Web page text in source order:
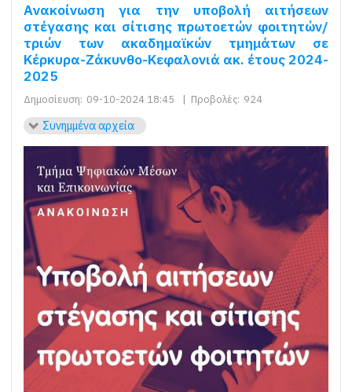
Ανακοίνωση για την υποβολή αιτήσεων
στέγασης και σίτισης πρωτοετών φοιτητών/
τριών των ακαδημαϊκών τμημάτων σε
Κέρκυρα-Ζάκυνθο-Κεφαλονιά ακ. έτους 2024-
2025
Δημοσίευση: 09-10-2024 18:45 | Προβολές: 924
Συνημμένα αρχεία